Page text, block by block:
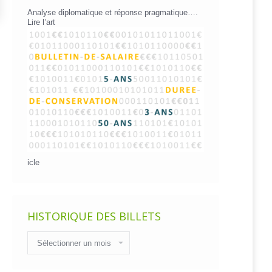
Analyse diplomatique et réponse pragmatique….
Lire l’art
icle
HISTORIQUE DES BILLETS
des
billets